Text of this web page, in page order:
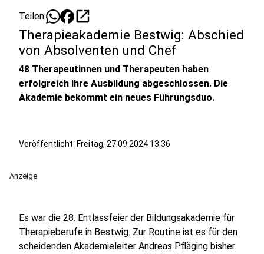
Teilen: open_in_new
Therapieakademie Bestwig: Abschied
von Absolventen und Chef
48 Therapeutinnen und Therapeuten haben
erfolgreich ihre Ausbildung abgeschlossen. Die
Akademie bekommt ein neues Führungsduo.
Veröffentlicht: Freitag, 27.09.2024 13:36
Anzeige
Es war die 28. Entlassfeier der Bildungsakademie für
Therapieberufe in Bestwig. Zur Routine ist es für den
scheidenden Akademieleiter Andreas Pfläging bisher